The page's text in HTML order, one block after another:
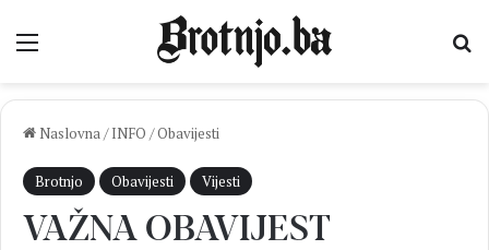
Izbornik
Naslovna/ INFO /Obavijesti
Brotnjo Obavijesti Vijesti
VAŽNA OBAVIJEST